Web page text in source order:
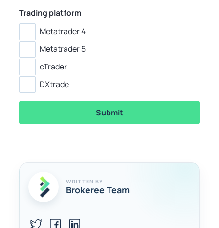
Trading platform
Metatrader 4
Metatrader 5
cTrader
DXtrade
WRITTEN BY
Brokeree Team